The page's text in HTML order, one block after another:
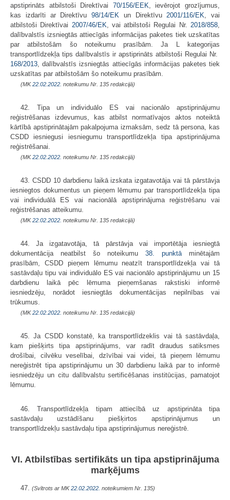
apstiprināts atbilstoši Direktīvai 70/156/EEK , ievērojot grozījumus,
kas izdarīti ar Direktīvu 98/14/EK un Direktīvu 2001/116/EK , vai
atbilstoši Direktīvai 2007/46/EK , vai atbilstoši Regulai Nr. 2018/858
dalībvalstīs izsniegtās attiecīgās informācijas paketes tiek uzskatītas
par atbilstošām šo noteikumu prasībām. Ja L kategorijas
transportlīdzekļa tips dalībvalstīs ir apstiprināts atbilstoši Regulai Nr.
168/2013 , dalībvalstīs izsniegtās attiecīgās informācijas paketes tiek
uzskatītas par atbilstošām šo noteikumu prasībām.
(MK22.02.2022. noteikumu Nr. 135 redakcijā)
42. Tipa un individuālo ES vai nacionālo apstiprinājumu
reģistrēšanas izdevumus, kas atbilst normatīvajos aktos noteiktā
kārtībā apstiprinātajām pakalpojuma izmaksām, sedz tā persona, kas
CSDD iesniegusi iesniegumu transportlīdzekļa tipa apstiprinājuma
reģistrēšanai.
(MK22.02.2022. noteikumu Nr. 135 redakcijā)
43. CSDD 10 darbdienu laikā izskata izgatavotāja vai tā pārstāvja
iesniegtos dokumentus un pieņem lēmumu par transportlīdzekļa tipa
vai individuālā ES vai nacionālā apstiprinājuma reģistrēšanu vai
reģistrēšanas atteikumu.
(MK22.02.2022. noteikumu Nr. 135 redakcijā)
44. Ja izgatavotāja, tā pārstāvja vai importētāja iesniegtā
dokumentācija neatbilst šo noteikumu 38. punktā minētajām
prasībām, CSDD pieņem lēmumu neatzīt transportlīdzekļa vai tā
sastāvdaļu tipu vai individuālo ES vai nacionālo apstiprinājumu un 15
darbdienu laikā pēc lēmuma pieņemšanas rakstiski informē
iesniedzēju, norādot iesniegtās dokumentācijas nepilnības vai
trūkumus.
(MK22.02.2022. noteikumu Nr. 135 redakcijā)
45. Ja CSDD konstatē, ka transportlīdzeklis vai tā sastāvdaļa,
kam piešķirts tipa apstiprinājums, var radīt draudus satiksmes
drošībai, cilvēku veselībai, dzīvībai vai videi, tā pieņem lēmumu
nereģistrēt tipa apstiprinājumu un 30 darbdienu laikā par to informē
iesniedzēju un citu dalībvalstu sertificēšanas institūcijas, pamatojot
lēmumu.
46. Transportlīdzekļa tipam attiecībā uz apstiprināta tipa
sastāvdaļu uzstādīšanu piešķirtos apstiprinājumus un
transportlīdzekļu sastāvdaļu tipa apstiprinājumus nereģistrē.
VI. Atbilstības sertifikāts un tipa apstiprinājuma
marķējums
47. (Svītrots ar MK22.02.2022. noteikumiem Nr. 135)